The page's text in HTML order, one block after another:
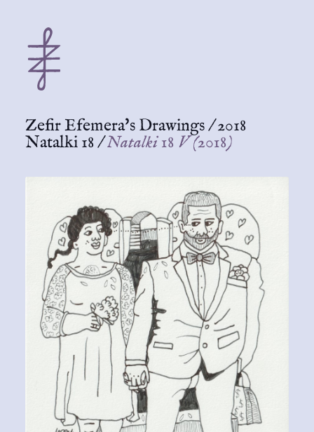
Zefir Efemera's Drawings/2018
Natalki 18/Natalki 18 V (2018)